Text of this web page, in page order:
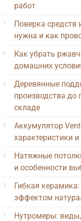
работ
Поверка средств
нужна и как
Как убрать
домашних
Деревянные
производства до
складе
Аккумулятор
характеристики
Натяжные
и особенности
Гибкая керамика:
эффектом
Нутромеры: виды,